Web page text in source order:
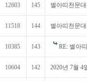
12603 145 별아띠천문대
11518 144 별아띠천문
10385 143 RE: 별아
10604 142 2020년 7월 4